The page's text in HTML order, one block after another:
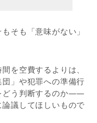
そも「意味がない」
を空費するよりは、
」や犯罪への準備行
どう判断するのか――
議してほしいもので